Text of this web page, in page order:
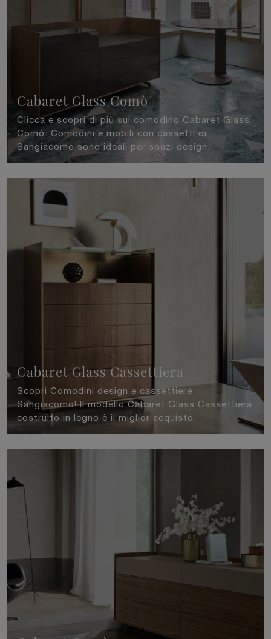
Cabaret Glass Comò
Clicca e scopri di più sul comodino Cabaret Glass
Comò: Comodini e mobili con cassetti di
Sangiacomo sono ideali per spazi design.
Cabaret Glass Cassettiera
Scopri Comodini design e cassettiere
Sangiacomo! Il modello Cabaret Glass Cassettiera
costruito in legno è il miglior acquisto.